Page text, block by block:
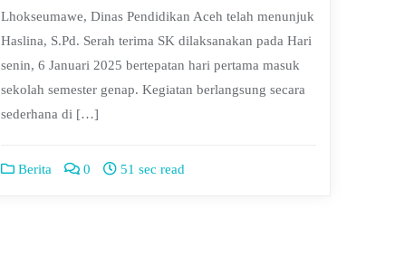
Lhokseumawe, Dinas Pendidikan Aceh telah menunjuk
Haslina, S.Pd. Serah terima SK dilaksanakan pada Hari
senin, 6 Januari 2025 bertepatan hari pertama masuk
sekolah semester genap. Kegiatan berlangsung secara
sederhana di […]
Berita 0 51 sec read